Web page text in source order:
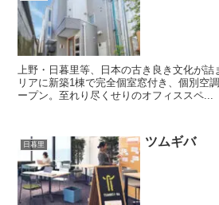
上野・日暮里等、日本の古き良き文化が詰
リアに新築1棟で完全個室窓付き、個別空
ープン。至れり尽くせりのオフィススペ...
日暮里 ツムギバ